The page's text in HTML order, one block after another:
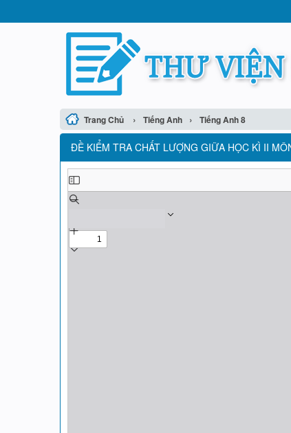
Trang Chủ › Tiếng Anh › Tiếng Anh 8
ĐỀ KIỂM TRA CHẤT LƯỢNG GIỮA HỌC KÌ II